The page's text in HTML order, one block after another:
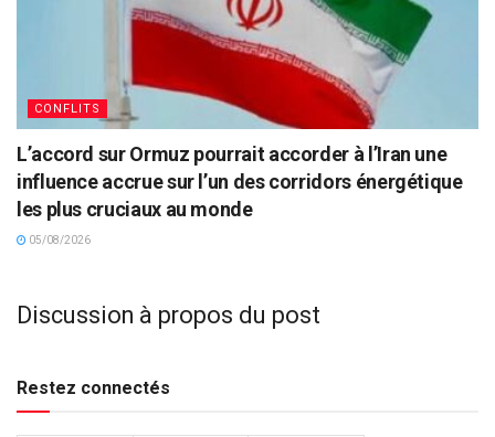
CONFLITS
L’accord sur Ormuz pourrait accorder à l’Iran une
influence accrue sur l’un des corridors énergétique
les plus cruciaux au monde
05/08/2026
Discussion à propos du post
Restez connectés